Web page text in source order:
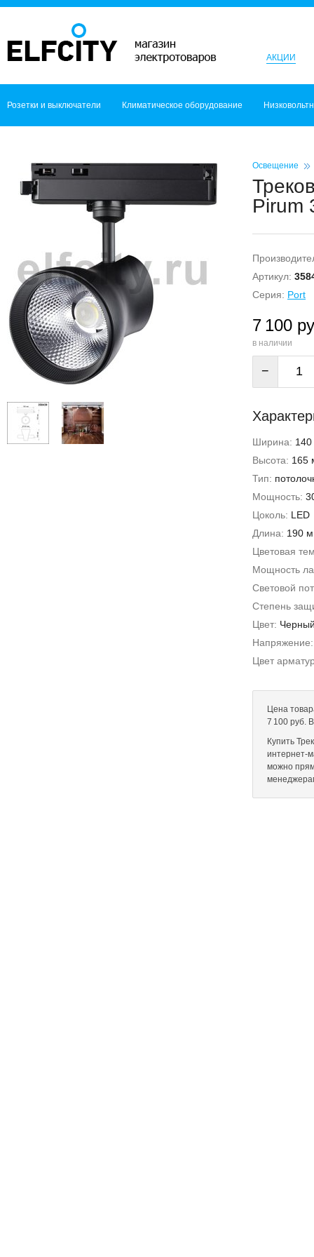
АКЦИИ
Розетки и выключатели Климатическое оборудование
Освещение
Pirum
Артикул:
Серия: Port
7 100
в наличии
−
Ширина:
Высота: 165
Тип:
Мощность:
Цоколь: LED
Длина: 190
Цветовая
Мощность
Световой
Степень
Цвет:
Цвет
Цена
7 100 руб.
Купить
интернет-
можно